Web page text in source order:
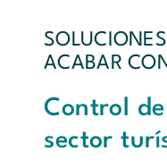
ACABAR
Control
sector